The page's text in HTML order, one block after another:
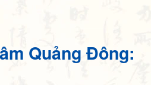
Quảng Đông: